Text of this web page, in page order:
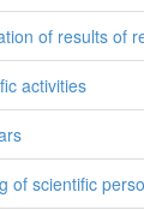
of results of
activities
of scientific